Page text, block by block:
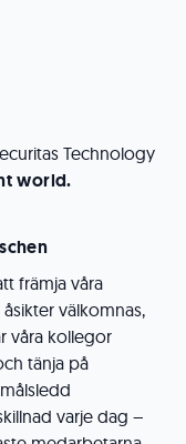
Technology
world.
främja våra
välkomnas,
våra kollegor
tänja på
varje dag –